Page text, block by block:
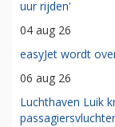
uur rijden'
04 aug 26
easyJet wordt
06 aug 26
Luchthaven Luik